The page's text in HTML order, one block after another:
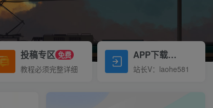
投稿专区 免费
教程必须完整详细
APP下载Down
站长V：laohe581